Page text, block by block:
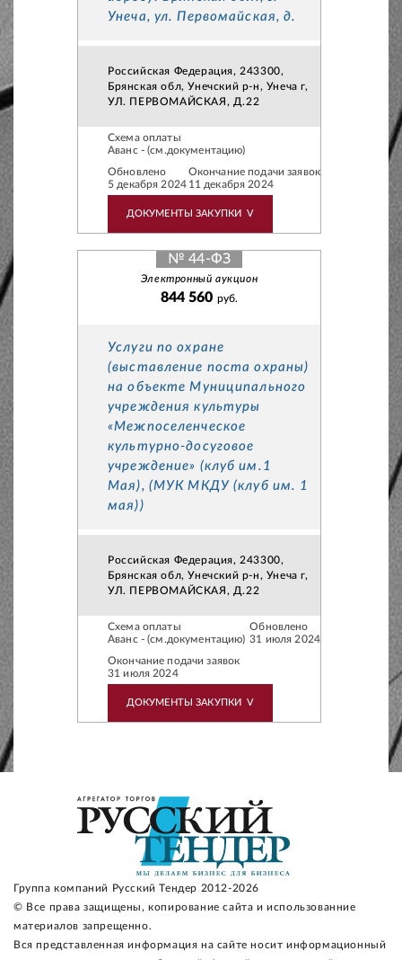
Унеча, ул. Первомайская, д.
Российская Федерация, 243300,
Брянская обл, Унечский р-н, Унеча г,
УЛ. ПЕРВОМАЙСКАЯ, Д.22
Схема оплаты
Аванс - (см.документацию)
Обновлено
5 декабря 2024
Окончание подачи заявок
11 декабря 2024
ДОКУМЕНТЫ ЗАКУПКИ V
№ 44-ФЗ
Электронный аукцион
844 560 руб.
Услуги по охране
(выставление поста охраны)
на объекте Муниципального
учреждения культуры
«Межпоселенческое
культурно-досуговое
учреждение» (клуб им.1
Мая), (МУК МКДУ (клуб им. 1
мая))
Российская Федерация, 243300,
Брянская обл, Унечский р-н, Унеча г,
УЛ. ПЕРВОМАЙСКАЯ, Д.22
Схема оплаты
Аванс - (см.документацию)
Обновлено
31 июля 2024
Окончание подачи заявок
31 июля 2024
ДОКУМЕНТЫ ЗАКУПКИ V
Группа компаний Русский Тендер 2012-2026
© Все права защищены, копирование сайта и использованние
материалов запрещенно.
Вся представленная информация на сайте носит информационный